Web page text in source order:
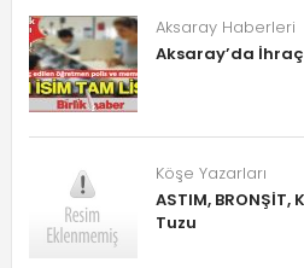
Aksaray Haberleri
Aksaray’da
Köşe Yazarları
ASTIM,
Tuzu